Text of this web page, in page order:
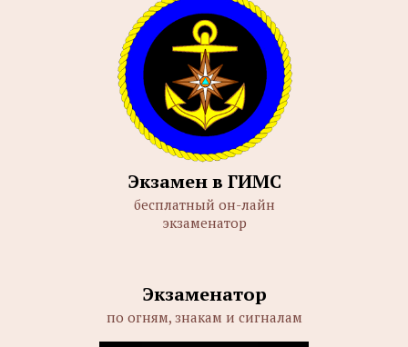
Экзамен в ГИМС
бесплатный он-лайн
экзаменатор
Экзаменатор
по огням, знакам и сигналам